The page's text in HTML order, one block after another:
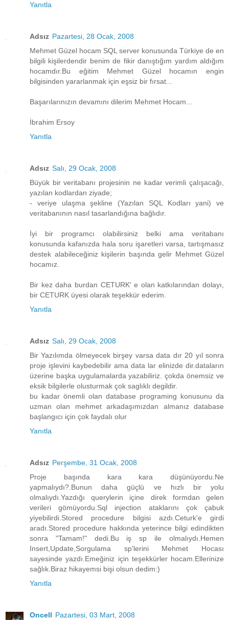
Yanıtla
Adsız Pazartesi, 28 Ocak, 2008
Mehmet Güzel hocam SQL server konusunda Türkiye de en
bilgili kişilerdendir benim de fikir danıştığım yardım aldığım
hocamdır.Bu eğitim Mehmet Güzel hocamın engin
bilgisinden yararlanmak için eşsiz bir fırsat...
Başarılarınızın devamını dilerim Mehmet Hocam...
İbrahim Ersoy
Yanıtla
Adsız Salı, 29 Ocak, 2008
Büyük bir veritabanı projesinin ne kadar verimli çalışacağı,
yazılan kodlardan ziyade;
- veriye ulaşma şekline (Yazılan SQL Kodları yani) ve
veritabanının nasıl tasarlandığına bağlıdır.
İyi bir programcı olabilirsiniz belki ama veritabanı
konusunda kafanızda hala soru işaretleri varsa, tartışmasız
destek alabileceğiniz kişilerin başında gelir Mehmet Güzel
hocamız.
Bir kez daha burdan CETURK' e olan katkılarından dolayı,
bir CETURK üyesi olarak teşekkür ederim.
Yanıtla
Adsız Salı, 29 Ocak, 2008
Bir Yazılımda ölmeyecek birşey varsa data dır 20 yıl sonra
proje işlevini kaybedebilir ama data lar elinizde dir.dataların
üzerine başka uygulamalarda yazabiliriz. çokda önemsiz ve
eksik bilgilerle olusturmak çok saglıklı degildir.
bu kadar önemli olan database programing konusunu da
uzman olan mehmet arkadaşımızdan almanız database
başlangıcı için çok faydalı olur
Yanıtla
Adsız Perşembe, 31 Ocak, 2008
Proje başında kara kara düşünüyordu.Ne
yapmalıydı?.Bunun daha güçlü ve hızlı bir yolu
olmalıydı.Yazdığı querylerin içine direk formdan gelen
verileri gömüyordu.Sql injection ataklarını çok çabuk
yiyebilirdi.Stored procedure bilgisi azdı.Ceturk'e girdi
aradı.Stored procedure hakkında yeterince bilgi edindikten
sonra "Tamam!" dedi.Bu iş sp ile olmalıydı.Hemen
Insert,Update,Sorgulama sp'lerini Mehmet Hocası
sayesinde yazdı.Emeğiniz için teşekkürler hocam.Ellerinize
sağlık.Biraz hikayemsi bişi olsun dedim:)
Yanıtla
Oncell Pazartesi, 03 Mart, 2008